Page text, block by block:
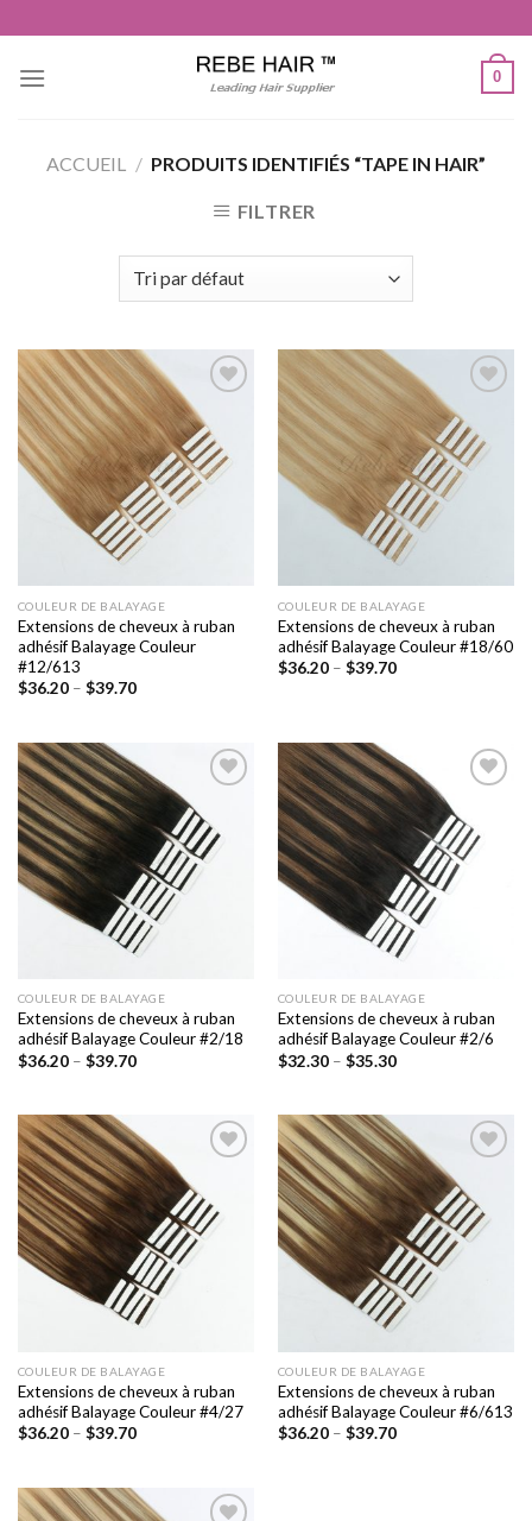
au
contenu
0
ACCUEIL / PRODUITS IDENTIFIÉS “TAPE IN HAIR”
FILTRER
Ajouter
à la liste
de
souhaits
COULEUR DE BALAYAGE
Extensions de cheveux à ruban
adhésif Balayage Couleur
#12/613
$36.20– $39.70
Ajouter
à la liste
de
souhaits
COULEUR DE BALAYAGE
Extensions de cheveux à ruban
adhésif Balayage Couleur #18/60
$36.20– $39.70
Ajouter
à la liste
de
souhaits
COULEUR DE BALAYAGE
Extensions de cheveux à ruban
adhésif Balayage Couleur #2/18
$36.20– $39.70
à la liste
de
souhaits
COULEUR DE BALAYAGE
Extensions de cheveux à ruban
adhésif Balayage Couleur #2/6
$32.30– $35.30
à la liste
de
souhaits
COULEUR DE BALAYAGE
Extensions de cheveux à ruban
adhésif Balayage Couleur #4/27
$36.20– $39.70
Ajouter
à la liste
de
souhaits
COULEUR DE BALAYAGE
Extensions de cheveux à ruban
adhésif Balayage Couleur #6/613
$36.20– $39.70